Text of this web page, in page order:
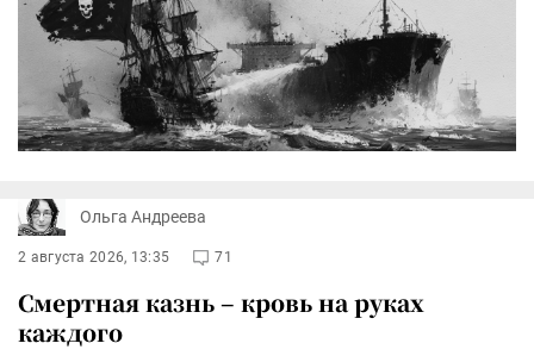
Ольга Андреева
2 августа 2026, 13:35 71
Смертная казнь – кровь на руках
каждого